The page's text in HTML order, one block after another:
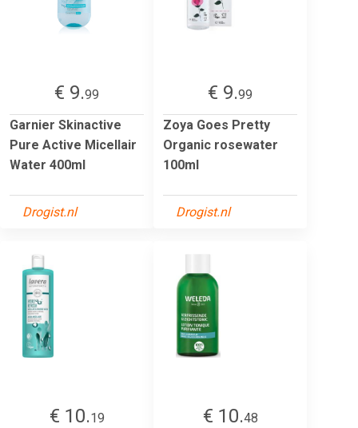
€ 9.99
Garnier Skinactive
Pure Active Micellair
Water 400ml
Drogist.nl
€ 9.99
Zoya Goes Pretty
Organic rosewater
100ml
Drogist.nl
€ 10.19
€ 10.48